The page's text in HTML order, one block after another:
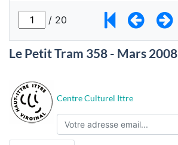
Le Petit Tram 358 - Mars 2008
Centre Culturel Ittre